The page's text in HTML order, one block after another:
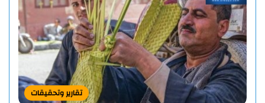
تقارير وتحقيقات